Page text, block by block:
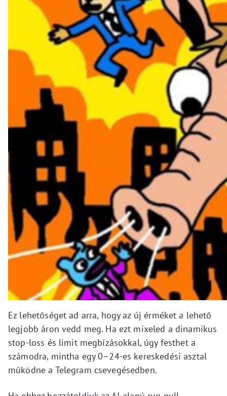
Ez lehetőséget ad arra, hogy az új érméket a lehető
legjobb áron vedd meg. Ha ezt mixeled a dinamikus
stop-loss és limit megbízásokkal, úgy festhet a
számodra, mintha egy 0–24-es kereskedési asztal
működne a Telegram csevegésedben.